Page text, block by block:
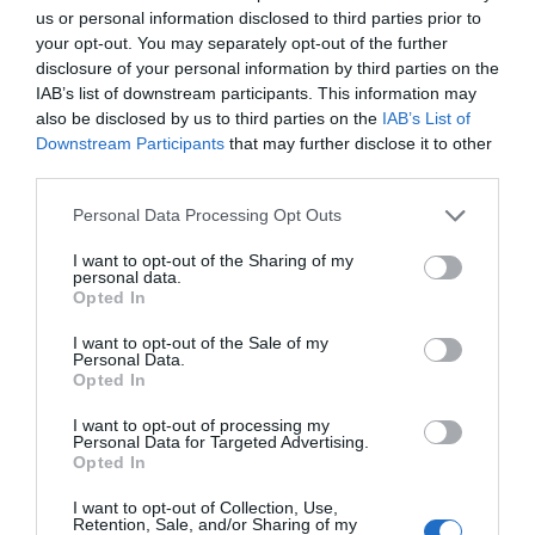
us or personal information disclosed to third parties prior to
your opt-out. You may separately opt-out of the further
disclosure of your personal information by third parties on the
IAB’s list of downstream participants. This information may
also be disclosed by us to third parties on the IAB’s List of
Downstream Participants that may further disclose it to other
Personal Data Processing Opt Outs
I want to opt-out of the Sharing of my
personal data.
Opted In
I want to opt-out of the Sale of my
Personal Data.
Opted In
I want to opt-out of processing my
Personal Data for Targeted Advertising.
Opted In
I want to opt-out of Collection, Use,
Retention, Sale, and/or Sharing of my
TRANSFERÊNCIAS - ÉPOCA 2026/27
CAMPEÕES, SUBIDAS E DESCIDAS
JOGOS EM DIRETO
ÚLTIMOS
RESULTADOS
PRÓXIMOS
RESULTADOS
DO DIA
NOMEAÇÕES
DE ÁRBITROS